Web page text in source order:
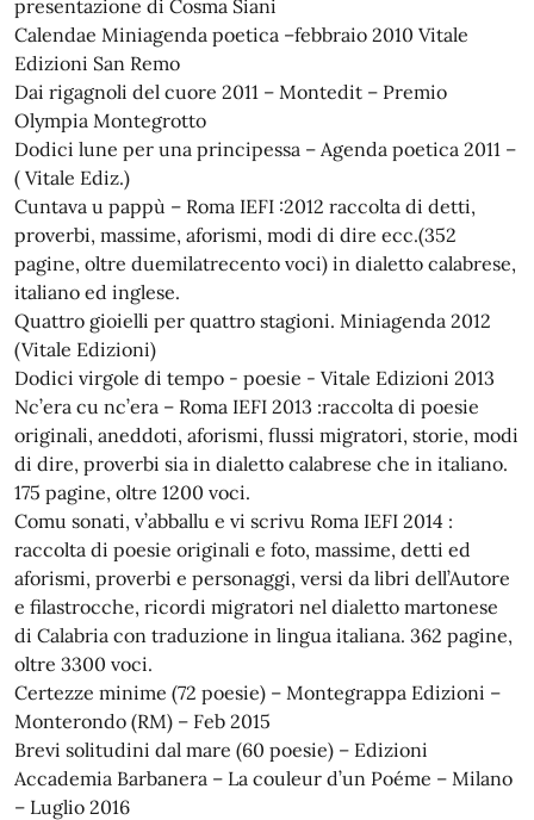
presentazione di Cosma Siani
Calendae Miniagenda poetica –febbraio 2010 Vitale
Edizioni San Remo
Dai rigagnoli del cuore 2011 – Montedit – Premio
Olympia Montegrotto
Dodici lune per una principessa – Agenda poetica 2011 –
( Vitale Ediz.)
Cuntava u pappù – Roma IEFI :2012 raccolta di detti,
proverbi, massime, aforismi, modi di dire ecc.(352
pagine, oltre duemilatrecento voci) in dialetto calabrese,
italiano ed inglese.
Quattro gioielli per quattro stagioni. Miniagenda 2012
(Vitale Edizioni)
Dodici virgole di tempo - poesie - Vitale Edizioni 2013
Nc’era cu nc’era – Roma IEFI 2013 :raccolta di poesie
originali, aneddoti, aforismi, flussi migratori, storie, modi
di dire, proverbi sia in dialetto calabrese che in italiano.
175 pagine, oltre 1200 voci.
Comu sonati, v’abballu e vi scrivu Roma IEFI 2014 :
raccolta di poesie originali e foto, massime, detti ed
aforismi, proverbi e personaggi, versi da libri dell’Autore
e filastrocche, ricordi migratori nel dialetto martonese
di Calabria con traduzione in lingua italiana. 362 pagine,
oltre 3300 voci.
Certezze minime (72 poesie) – Montegrappa Edizioni –
Monterondo (RM) – Feb 2015
Brevi solitudini dal mare (60 poesie) – Edizioni
Accademia Barbanera – La couleur d’un Poéme – Milano
– Luglio 2016